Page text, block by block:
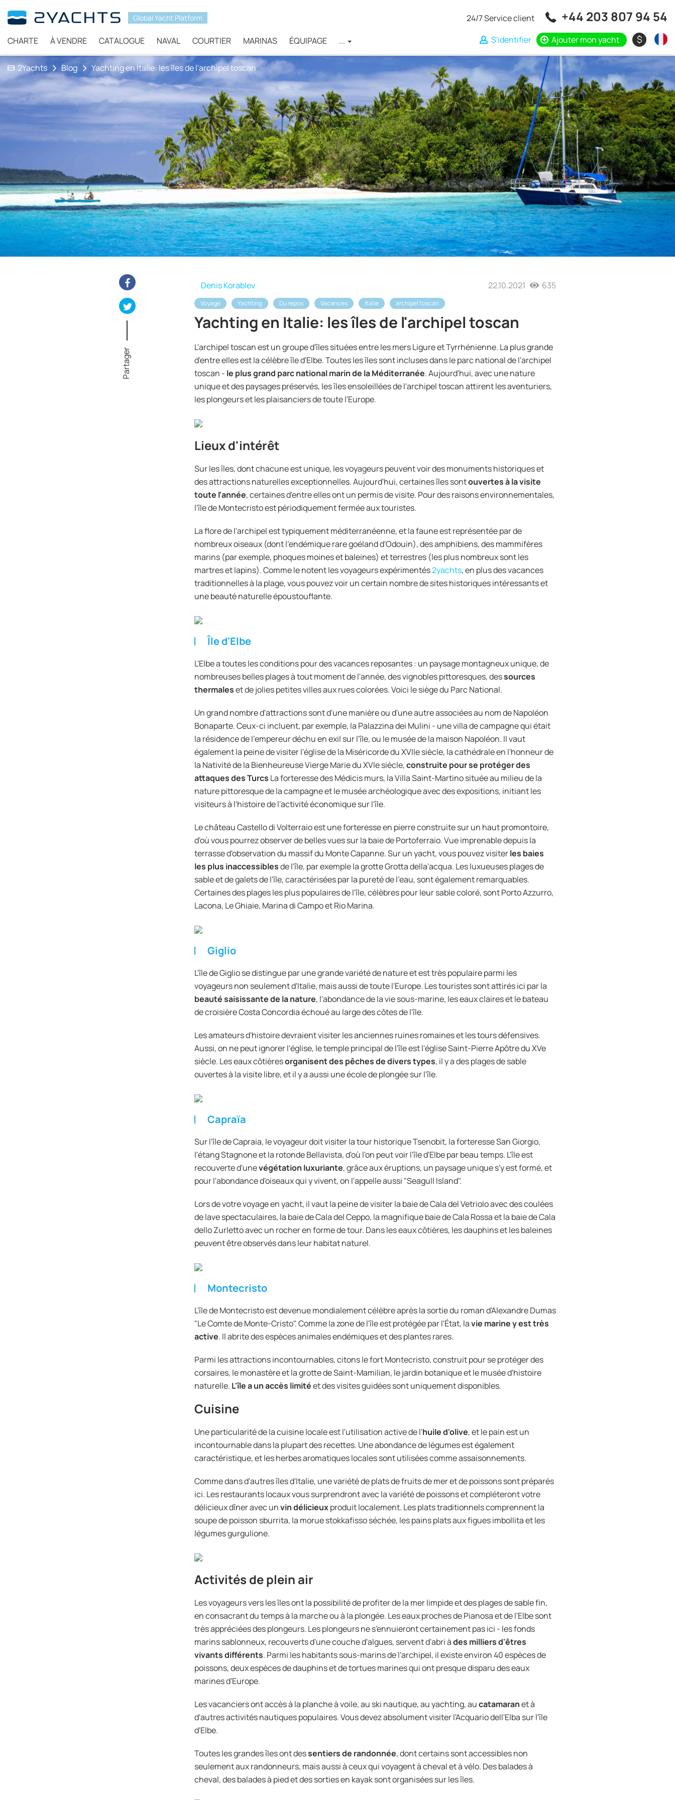
Global Yacht Platform
CHARTE À VENDRE CATALOGUE NAVAL COURTIER MARINAS ÉQUIPAGE ...
24/7 Service client +44 203 807 94 54
S'identifier Ajouter mon yacht $
2Yachts Blog Yachting en Italie: les îles de l'archipel toscan
Partager
Denis Korablev 22.10.2021 635
Voyage Yachting Du repos Vacances Italie archipel toscan
Yachting en Italie: les îles de l'archipel toscan
L'archipel toscan est un groupe d'îles situées entre les mers Ligure et Tyrrhénienne. La plus grande
d'entre elles est la célèbre île d'Elbe. Toutes les îles sont incluses dans le parc national de l'archipel
toscan - le plus grand parc national marin de la Méditerranée. Aujourd'hui, avec une nature
unique et des paysages préservés, les îles ensoleillées de l'archipel toscan attirent les aventuriers,
les plongeurs et les plaisanciers de toute l'Europe.
Lieux d'intérêt
Sur les îles, dont chacune est unique, les voyageurs peuvent voir des monuments historiques et
des attractions naturelles exceptionnelles. Aujourd'hui, certaines îles sontouvertes à la visite
toute l'année, certaines d'entre elles ont un permis de visite. Pour des raisons environnementales,
l'île de Montecristo est périodiquement fermée aux touristes.
La flore de l'archipel est typiquement méditerranéenne, et la faune est représentée par de
nombreux oiseaux (dont l'endémique rare goéland d'Odouin), des amphibiens, des mammifères
marins (par exemple, phoques moines et baleines) et terrestres (les plus nombreux sont les
martres et lapins). Comme le notent les voyageurs expérimentés2yachts, en plus des vacances
traditionnelles à la plage, vous pouvez voir un certain nombre de sites historiques intéressants et
une beauté naturelle époustouflante.
Île d'Elbe
L'Elbe a toutes les conditions pour des vacances reposantes : un paysage montagneux unique, de
nombreuses belles plages à tout moment de l'année, des vignobles pittoresques, dessources
thermaleset de jolies petites villes aux rues colorées. Voici le siège du Parc National.
Un grand nombre d'attractions sont d'une manière ou d'une autre associées au nom de Napoléon
Bonaparte. Ceux-ci incluent, par exemple, la Palazzina dei Mulini - une villa de campagne qui était
la résidence de l'empereur déchu en exil sur l'île, ou le musée de la maison Napoléon. Il vaut
également la peine de visiter l'église de la Miséricorde du XVIIe siècle, la cathédrale en l'honneur de
la Nativité de la Bienheureuse Vierge Marie du XVIe siècle,construite pour se protéger des
attaques des Turcs La forteresse des Médicis murs, la Villa Saint-Martino située au milieu de la
nature pittoresque de la campagne et le musée archéologique avec des expositions, initiant les
visiteurs à l'histoire de l'activité économique sur l'île.
Le château Castello di Volterraio est une forteresse en pierre construite sur un haut promontoire,
d'où vous pourrez observer de belles vues sur la baie de Portoferraio. Vue imprenable depuis la
terrasse d'observation du massif du Monte Capanne. Sur un yacht, vous pouvez visiterles baies
les plus inaccessiblesde l'île, par exemple la grotte Grotta della'acqua. Les luxueuses plages de
sable et de galets de l'île, caractérisées par la pureté de l'eau, sont également remarquables.
Certaines des plages les plus populaires de l'île, célèbres pour leur sable coloré, sont Porto Azzurro,
Lacona, Le Ghiaie, Marina di Campo et Rio Marina.
Giglio
L'île de Giglio se distingue par une grande variété de nature et est très populaire parmi les
voyageurs non seulement d'Italie, mais aussi de toute l'Europe. Les touristes sont attirés ici par la
beauté saisissante de la nature, l'abondance de la vie sous-marine, les eaux claires et le bateau
de croisière Costa Concordia échoué au large des côtes de l'île.
Les amateurs d'histoire devraient visiter les anciennes ruines romaines et les tours défensives.
Aussi, on ne peut ignorer l'église, le temple principal de l'île est l'église Saint-Pierre Apôtre du XVe
siècle. Les eaux côtièresorganisent des pêches de divers types, il y a des plages de sable
ouvertes à la visite libre, et il y a aussi une école de plongée sur l'île.
Capraïa
Sur l'île de Capraia, le voyageur doit visiter la tour historique Tsenobit, la forteresse San Giorgio,
l'étang Stagnone et la rotonde Bellavista, d'où l'on peut voir l'île d'Elbe par beau temps. L'île est
recouverte d'unevégétation luxuriante, grâce aux éruptions, un paysage unique s'y est formé, et
pour l'abondance d'oiseaux qui y vivent, on l'appelle aussi "Seagull Island".
Lors de votre voyage en yacht, il vaut la peine de visiter la baie de Cala del Vetriolo avec des coulées
de lave spectaculaires, la baie de Cala del Ceppo, la magnifique baie de Cala Rossa et la baie de Cala
dello Zurletto avec un rocher en forme de tour. Dans les eaux côtières, les dauphins et les baleines
peuvent être observés dans leur habitat naturel.
Montecristo
L'île de Montecristo est devenue mondialement célèbre après la sortie du roman d'Alexandre Dumas
"Le Comte de Monte-Cristo". Comme la zone de l'île est protégée par l'État, lavie marine y est très
active. Il abrite des espèces animales endémiques et des plantes rares.
Parmi les attractions incontournables, citons le fort Montecristo, construit pour se protéger des
corsaires, le monastère et la grotte de Saint-Mamilian, le jardin botanique et le musée d'histoire
naturelle. L'île a un accès limitéet des visites guidées sont uniquement disponibles.
Cuisine
Une particularité de la cuisine locale est l'utilisation active de l'huile d'olive, et le pain est un
incontournable dans la plupart des recettes. Une abondance de légumes est également
caractéristique, et les herbes aromatiques locales sont utilisées comme assaisonnements.
Comme dans d'autres îles d'Italie, une variété de plats de fruits de mer et de poissons sont préparés
ici. Les restaurants locaux vous surprendront avec la variété de poissons et compléteront votre
délicieux dîner avec unvin délicieuxproduit localement. Les plats traditionnels comprennent la
soupe de poisson sburrita, la morue stokkafisso séchée, les pains plats aux figues imbollita et les
légumes gurgulione.
Activités de plein air
Les voyageurs vers les îles ont la possibilité de profiter de la mer limpide et des plages de sable fin,
en consacrant du temps à la marche ou à la plongée. Les eaux proches de Pianosa et de l'Elbe sont
très appréciées des plongeurs. Les plongeurs ne s'ennuieront certainement pas ici - les fonds
marins sablonneux, recouverts d'une couche d'algues, servent d'abri àdes milliers d'êtres
vivants différents. Parmi les habitants sous-marins de l'archipel, il existe environ 40 espèces de
poissons, deux espèces de dauphins et de tortues marines qui ont presque disparu des eaux
marines d'Europe.
Les vacanciers ont accès à la planche à voile, au ski nautique, au yachting, aucatamaranet à
d'autres activités nautiques populaires. Vous devez absolument visiter l'Acquario dell'Elba sur l'île
d'Elbe.
Toutes les grandes îles ont dessentiers de randonnée, dont certains sont accessibles non
seulement aux randonneurs, mais aussi à ceux qui voyagent à cheval et à vélo. Des balades à
cheval, des balades à pied et des sorties en kayak sont organisées sur les îles.